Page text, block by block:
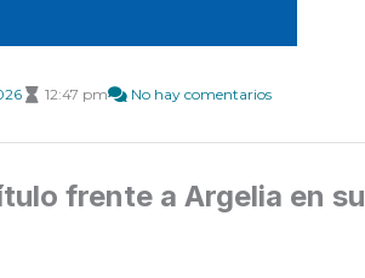
12:47 pm No hay comentarios
frente a Argelia en su